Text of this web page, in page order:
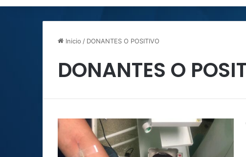
Inicio / DONANTES O POSITIVO
DONANTES O